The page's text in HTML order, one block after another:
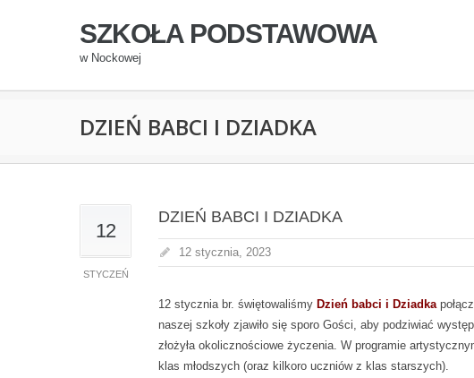
SZKOŁA PODSTAWOWA
w Nockowej
DZIEŃ BABCI I DZIADKA
12
STYCZEŃ
DZIEŃ BABCI I DZIADKA
12 stycznia, 2023
12 stycznia br. świętowaliśmy Dzień babci i Dziadka
naszej szkoły zjawiło się sporo Gości, aby podziwiać
złożyła okolicznościowe życzenia. W programie
klas młodszych (oraz kilkoro uczniów z klas starszych).